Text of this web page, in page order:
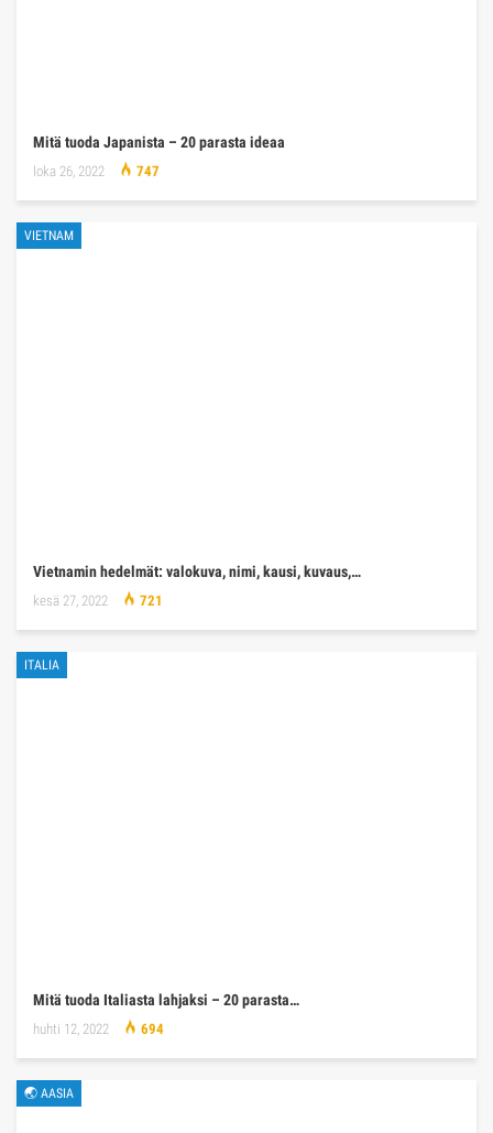
Mitä tuoda Japanista – 20 parasta ideaa
loka 26, 2022 747
VIETNAM
Vietnamin hedelmät: valokuva, nimi, kausi, kuvaus,…
kesä 27, 2022 721
ITALIA
Mitä tuoda Italiasta lahjaksi – 20 parasta…
huhti 12, 2022 694
🌏 AASIA